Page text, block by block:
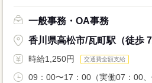
一般事務・OA事務
香川県高松市/瓦町駅（徒歩 7
時給1,250円 交通費全額支給
09：00〜17：00（実働07：00